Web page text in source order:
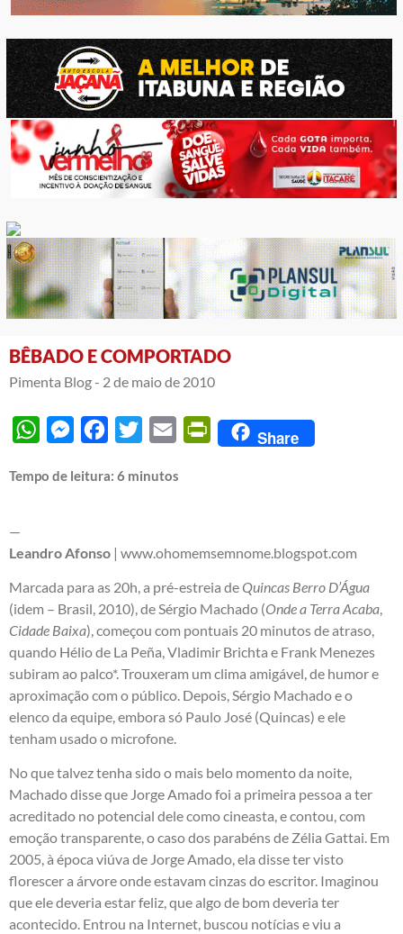
BÊBADO E COMPORTADO
Pimenta Blog - 2 de maio de 2010
WhatsAppMessengerFacebook
Twitter Email PrintFriendly
Share
Tempo de leitura: 6 minutos
—
Leandro Afonso | www.ohomemsemnome.blogspot.com
Marcada para as 20h, a pré-estreia deQuincas Berro D’Água
(idem – Brasil, 2010), de Sérgio Machado (Onde a Terra Acaba,
Cidade Baixa), começou com pontuais 20 minutos de atraso,
quando Hélio de La Peña, Vladimir Brichta e Frank Menezes
subiram ao palco*. Trouxeram um clima amigável, de humor e
aproximação com o público. Depois, Sérgio Machado e o
elenco da equipe, embora só Paulo José (Quincas) e ele
tenham usado o microfone.
No que talvez tenha sido o mais belo momento da noite,
Machado disse que Jorge Amado foi a primeira pessoa a ter
acreditado no potencial dele como cineasta, e contou, com
emoção transparente, o caso dos parabéns de Zélia Gattai. Em
2005, à época viúva de Jorge Amado, ela disse ter visto
florescer a árvore onde estavam cinzas do escritor. Imaginou
que ele deveria estar feliz, que algo de bom deveria ter
acontecido. Entrou na Internet, buscou notícias e viu a